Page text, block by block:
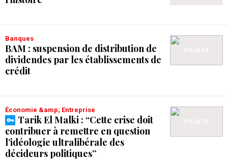
Banques
BAM : suspension de distribution de
dividendes par les établissements de
crédit
Économie &amp; Entreprise
Tarik El Malki : “Cette crise doit
contribuer à remettre en question
l’idéologie ultralibérale des
décideurs politiques”